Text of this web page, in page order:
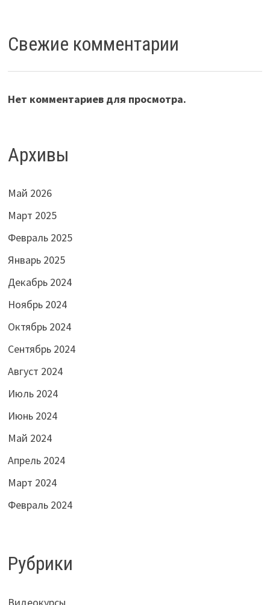
Свежие комментарии
Нет комментариев для просмотра.
Архивы
Май 2026
Март 2025
Февраль 2025
Январь 2025
Декабрь 2024
Ноябрь 2024
Октябрь 2024
Сентябрь 2024
Август 2024
Июль 2024
Июнь 2024
Май 2024
Апрель 2024
Март 2024
Февраль 2024
Рубрики
Видеокурсы